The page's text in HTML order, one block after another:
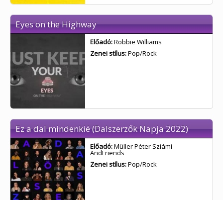
Eyes on the Highway
Előadó:Robbie Williams
Zenei stílus:Pop/Rock
Ez a dal mindenkié (Dalszerzők Napja 2022)
Előadó:Müller Péter Sziámi
AndFriends
Zenei stílus:Pop/Rock